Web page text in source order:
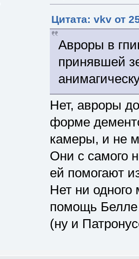
Цитата: vkv от
Авроры в
принявшей
Нет, авроры
форме
камеры, и не
Они с самого
ей помогают
Нет ни одного
помощь Белле
(ну и